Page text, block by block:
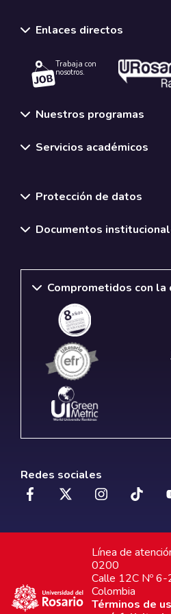
Enlaces directos
Trabaja con
nosotros.
Nuestros programas
Servicios académicos
Protección de datos
Documentos
Comprometidos con la
Redes sociales
Línea de
0200
Calle 12C Nº
Colombia
Términos de